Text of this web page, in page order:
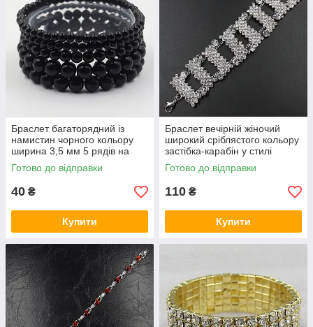
Браслет багаторядний із
намистин чорного кольору
ширина 3,5 мм 5 рядів на
гумці діаметр намистини 7
мм і до зменшення
Готово до відправки
40 ₴
Купити
Браслет вечірній жіночий
широкий сріблястого кольору
застібка-карабін у стилі
Зарра зі стразами розмір 22
см
Готово до відправки
110 ₴
Купити